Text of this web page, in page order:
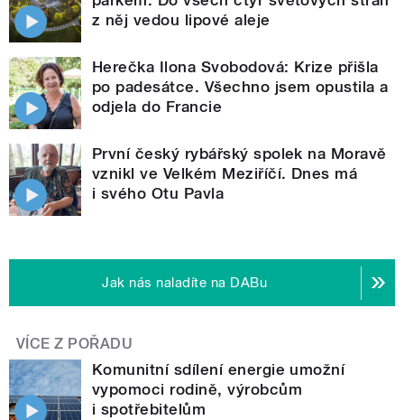
z něj vedou lipové aleje
Herečka Ilona Svobodová: Krize přišla
po padesátce. Všechno jsem opustila a
odjela do Francie
První český rybářský spolek na Moravě
vznikl ve Velkém Meziříčí. Dnes má
i svého Otu Pavla
Jak nás naladíte na DABu
VÍCE Z POŘADU
Komunitní sdílení energie umožní
vypomoci rodině, výrobcům
i spotřebitelům